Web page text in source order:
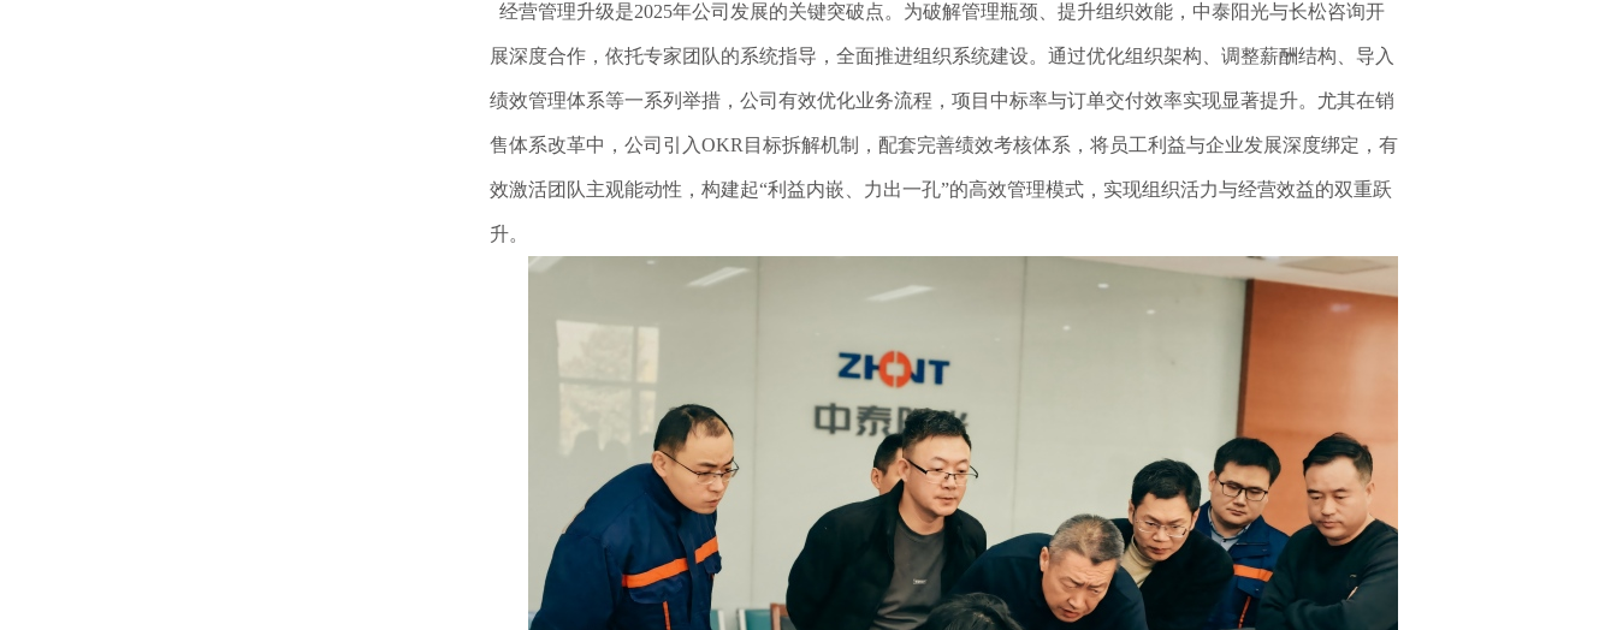
经营管理升级是2025年公司发展的关键突破点。为破解管理瓶颈、提升组织效能，中泰阳光与长松咨询开
展深度合作，依托专家团队的系统指导，全面推进组织系统建设。通过优化组织架构、调整薪酬结构、导入
绩效管理体系等一系列举措，公司 有效优化业务流程，项目中标率与订单交付效率实现显著提升。尤其在销
售体系改革中，公司引入OKR目标拆解机制，配套完善绩效考核体系，将员工利益与企业发展深度绑定，有
效激活团队主观能动性，构建起“利益内嵌、力出一孔”的高效管理模式，实现组织活力与经营效益的双重跃
升。